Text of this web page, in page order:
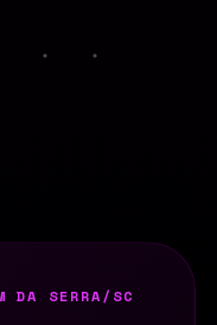
DA SERRA/SC